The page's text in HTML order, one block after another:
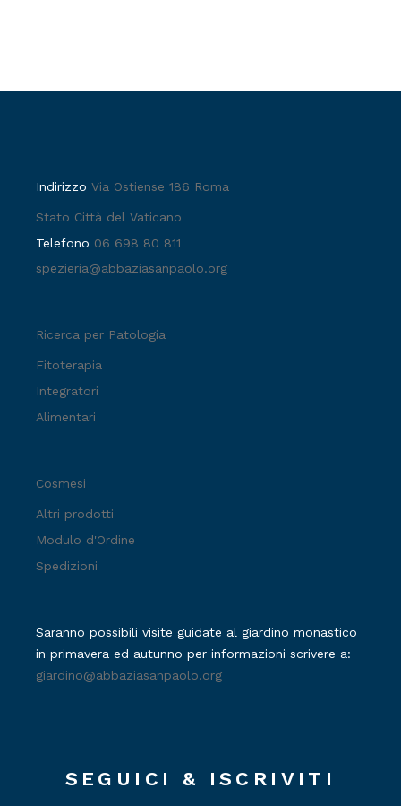
IndirizzoVia Ostiense 186 Roma
Stato Città del Vaticano
Telefono 06 698 80 811
spezieria@abbaziasanpaolo.org
Ricerca per Patologia
Fitoterapia
Integratori
Alimentari
Cosmesi
Altri prodotti
Modulo d'Ordine
Spedizioni
Saranno possibili visite guidate al giardino monastico
in primavera ed autunno per informazioni scrivere a:
giardino@abbaziasanpaolo.org
SEGUICI & ISCRIVITI